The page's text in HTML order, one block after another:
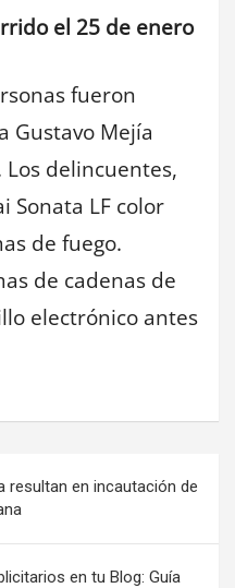
el 25 de enero
fueron
Gustavo Mejía
Los delincuentes,
Sonata LF color
de fuego.
de cadenas de
electrónico antes
resultan en incautación de
en tu Blog: Guía